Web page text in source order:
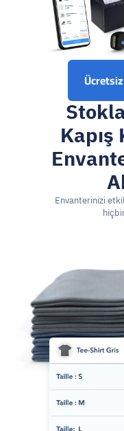
Kapış
Envanterinizi